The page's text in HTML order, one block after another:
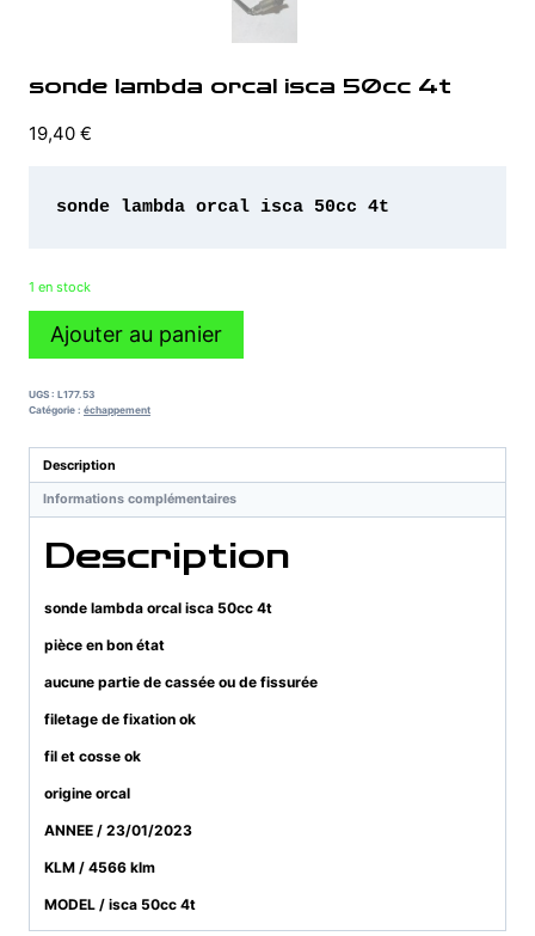
sonde lambda orcal isca 50cc 4t
19,40 €
sonde lambda orcal isca 50cc 4t
1 en stock
quantité
lambda
orcal
50cc
4t
Ajouter au panier
UGS : L177.53
Catégorie : échappement
Description
Informations complémentaires
Description
sonde lambda orcal isca 50cc 4t
pièce en bon état
aucune partie de cassée ou de fissurée
filetage de fixation ok
fil et cosse ok
origine orcal
ANNEE / 23/01/2023
KLM / 4566 klm
MODEL / isca 50cc 4t